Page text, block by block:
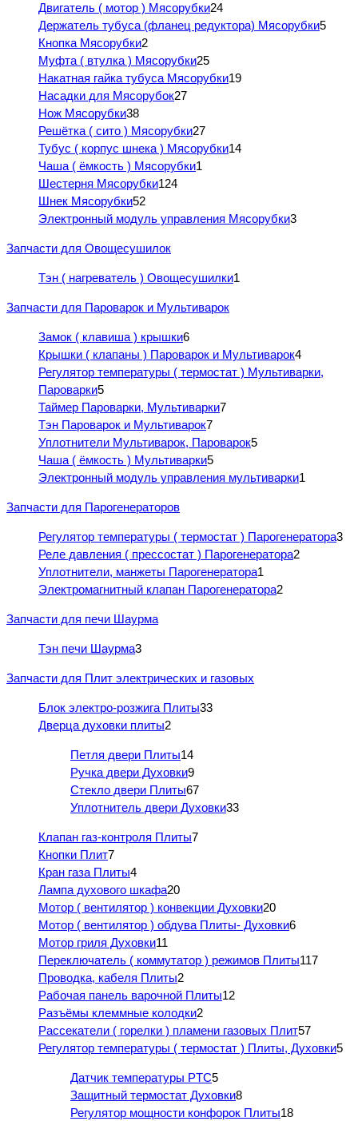
Двигатель ( мотор ) Мясорубки24
Держатель тубуса (фланец редуктора) Мясорубки5
Кнопка Мясорубки2
Муфта ( втулка ) Мясорубки25
Накатная гайка тубуса Мясорубки19
Насадки для Мясорубок27
Нож Мясорубки38
Решётка ( сито ) Мясорубки27
Тубус ( корпус шнека ) Мясорубки14
Чаша ( ёмкость ) Мясорубки1
Шестерня Мясорубки124
Шнек Мясорубки52
Электронный модуль управления Мясорубки3
Запчасти для Овощесушилок
Тэн ( нагреватель ) Овощесушилки1
Запчасти для Пароварок и Мультиварок
Замок ( клавиша ) крышки6
Крышки ( клапаны ) Пароварок и Мультиварок4
Регулятор температуры ( термостат ) Мультиварки,
Пароварки5
Таймер Пароварки, Мультиварки7
Тэн Пароварок и Мультиварок7
Уплотнители Мультиварок, Пароварок5
Чаша ( ёмкость ) Мультиварки5
Электронный модуль управления мультиварки1
Запчасти для Парогенераторов
Регулятор температуры ( термостат ) Парогенератора3
Реле давления ( прессостат ) Парогенератора2
Уплотнители, манжеты Парогенератора1
Электромагнитный клапан Парогенератора2
Запчасти для печи Шаурма
Тэн печи Шаурма3
Запчасти для Плит электрических и газовых
Блок электро-розжига Плиты33
Дверца духовки плиты2
Петля двери Плиты14
Ручка двери Духовки9
Стекло двери Плиты67
Уплотнитель двери Духовки33
Клапан газ-контроля Плиты7
Кнопки Плит7
Кран газа Плиты4
Лампа духового шкафа20
Мотор ( вентилятор ) конвекции Духовки20
Мотор ( вентилятор ) обдува Плиты- Духовки6
Мотор гриля Духовки11
Переключатель ( коммутатор ) режимов Плиты117
Проводка, кабеля Плиты2
Рабочая панель варочной Плиты12
Разъёмы клеммные колодки2
Рассекатели ( горелки ) пламени газовых Плит57
Регулятор температуры ( термостат ) Плиты, Духовки5
Датчик температуры PTC5
Защитный термостат Духовки8
Регулятор мощности конфорок Плиты18